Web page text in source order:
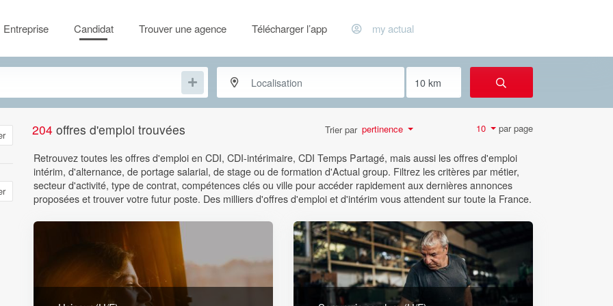
Entreprise Candidat Trouver une agence Télécharger l’app my actual
204 offres d'emploi trouvées Trier par pertinence 10 par page
Retrouvez toutes les offres d'emploi en CDI, CDI-intérimaire, CDI Temps Partagé, mais aussi les offres d'emploi
intérim, d'alternance, de portage salarial, de stage ou de formation d'Actual group. Filtrez les critères par métier,
secteur d'activité, type de contrat, compétences clés ou ville pour accéder rapidement aux dernières annonces
proposées et trouver votre futur poste. Des milliers d'offres d'emploi et d'intérim vous attendent sur toute la France.